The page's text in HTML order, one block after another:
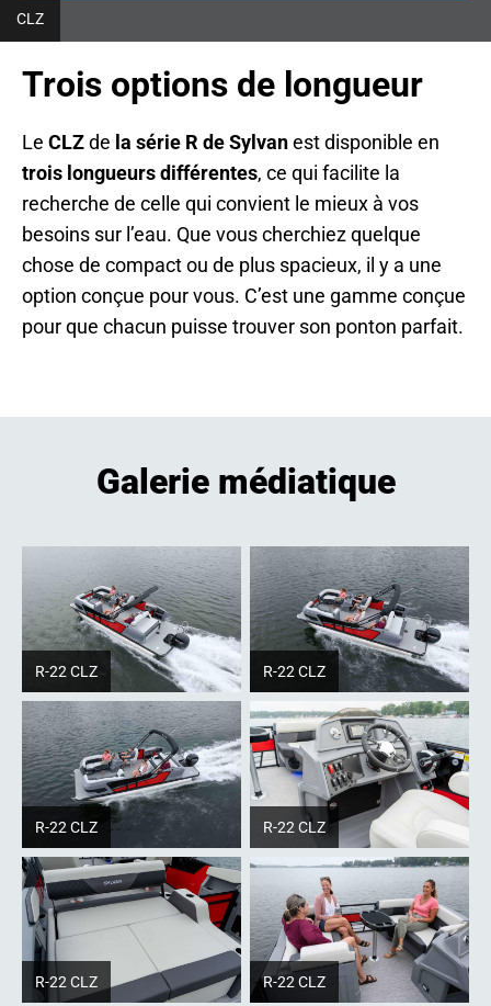
N
A
N
T
A
B
CLZ
Trois options de longueur
Le CLZde la série R de Sylvanest disponible en
trois longueurs différentes, ce qui facilite la
recherche de celle qui convient le mieux à vos
besoins sur l’eau. Que vous cherchiez quelque
chose de compact ou de plus spacieux, il y a une
option conçue pour vous. C’est une gamme conçue
pour que chacun puisse trouver son ponton parfait.
Galerie médiatique
R-22 CLZ R-22 CLZ
R-22 CLZ R-22 CLZ
R-22 CLZ R-22 CLZ